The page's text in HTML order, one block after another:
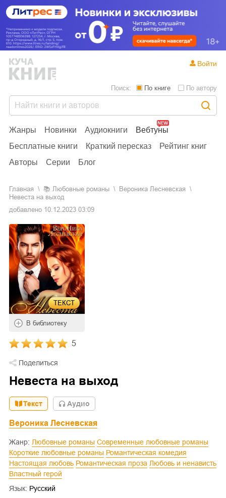
Жанры Новинки Аудиокниги
Вебтуны
Бесплатные книги
Краткий пересказ
Рейтинг книг
Авторы
Серии Блог
Поиск: По книге По автору
Войти
Главная 📚 любовные романы
Вероника Лесневская
Невеста на выход
добавлено 10.12.2023 03:09
ТЕКСТ
В библиотеку
5
Поделиться
Невеста на выход
Текст Aудио
Вероника Лесневская
Жанр: Любовные романы
Современные любовные романы
Короткие любовные романы
Романтическая комедия
Настоящая любовь
Романтическая проза
Любовь и ненависть
Властный герой
Язык: Русский